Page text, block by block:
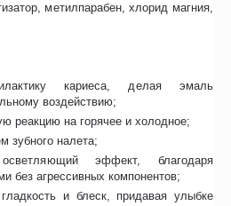
метилпарабен, хлорид магния,
кариеса, делая эмаль
воздействию;
реакцию на горячее и холодное;
зубного налета;
эффект, благодаря
без агрессивных компонентов;
и блеск, придавая улыбке